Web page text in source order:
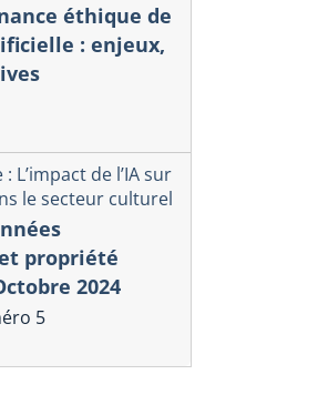
les
du TPP
éthique de
: enjeux,
L’impact de l’IA sur
le secteur culturel
propriété
2024
5